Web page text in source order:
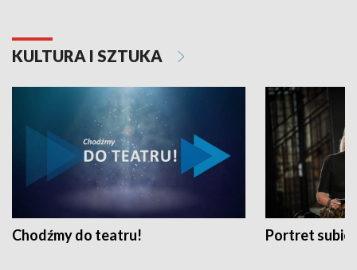
KULTURA I SZTUKA
Chodźmy do teatru! Portret